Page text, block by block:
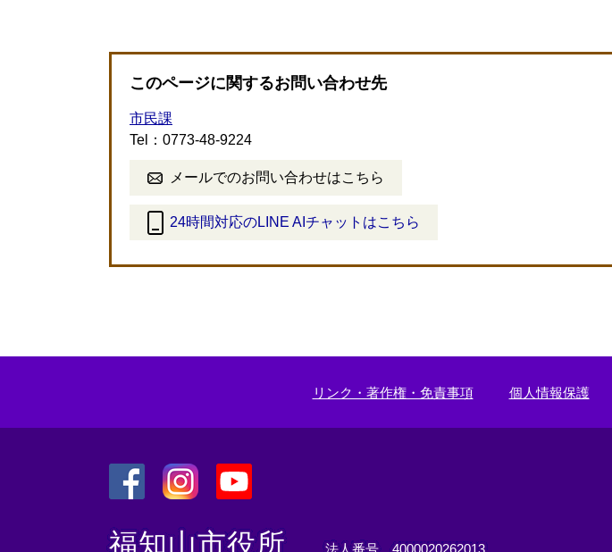
このページに関するお問い合わせ先
市民課
Tel：0773-48-9224
メールでのお問い合わせはこちら
24時間対応のLINE AIチャットはこちら
外
ク
リンク・著作権・免責事項 個人情報保護
外
外
外
福知山市役所 法人番号 4000020262013